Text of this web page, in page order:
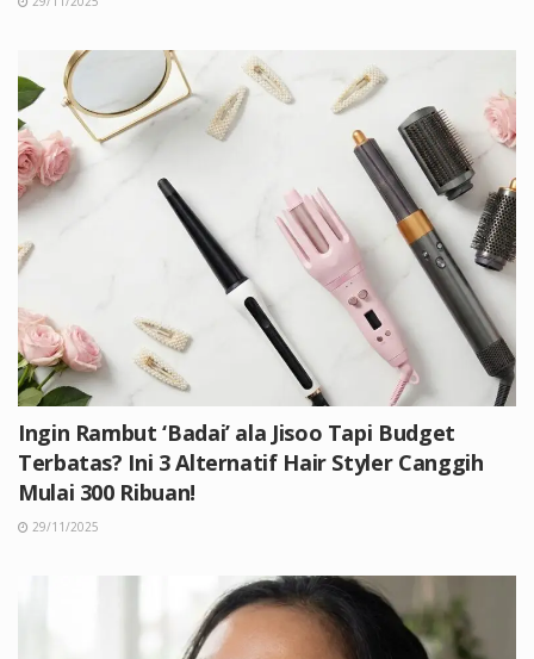
Ingin Rambut ‘Badai’ ala Jisoo Tapi Budget
Terbatas? Ini 3 Alternatif Hair Styler Canggih
Mulai 300 Ribuan!
29/11/2025